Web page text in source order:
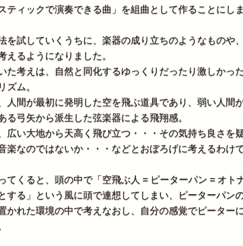
ティックで演奏できる曲」を組曲として作ることにしま
を試していくうちに、楽器の成り立ちのようなものや
えるようになりました。
た考えは、自然と同化するゆっくりだったり激しかっ
ズム。
人間が最初に発明した空を飛ぶ道具であり、弱い人間
る弓矢から派生した弦楽器による飛翔感。
広い大地から天高く飛び立つ・・・その気持ち良さを
楽なのではないか・・・などとおぼろげに考えるわけで
てくると、頭の中で「空飛ぶ人 = ピーターパン = オト
する」という風に頭で連想してしまい、ピーターパン
かれた環境の中で考えなおし、自分の感覚でピーター